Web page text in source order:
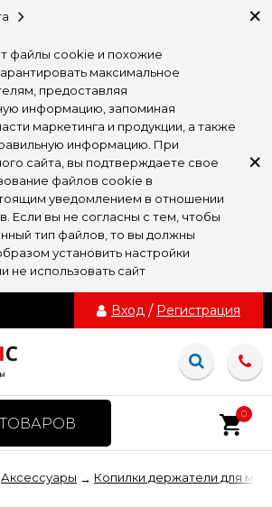
×
файлы cookie и похожие
максимальное
предоставляя
информацию, запоминая
маркетинга и продукции, а также
информацию. При
сайта, вы подтверждаете свое
файлов cookie в
уведомлением в отношении
Если вы не согласны с тем, чтобы
тип файлов, то вы должны
установить настройки
не использовать сайт
×
Вход / Регистрация
0
Аксессуары → Копилки держатели для